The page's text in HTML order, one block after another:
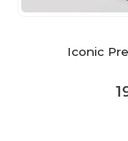
Iconic